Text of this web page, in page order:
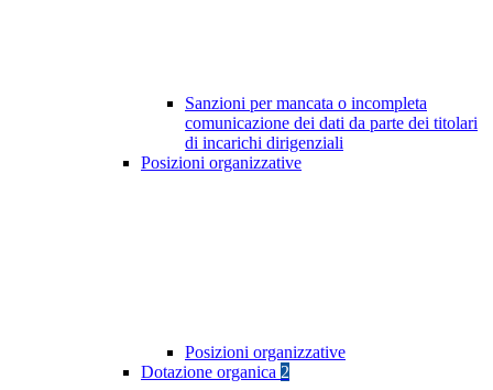
Sanzioni per mancata o incompleta
comunicazione dei dati da parte dei titolari
di incarichi dirigenziali
Posizioni organizzative
Posizioni organizzative
Dotazione organica 2